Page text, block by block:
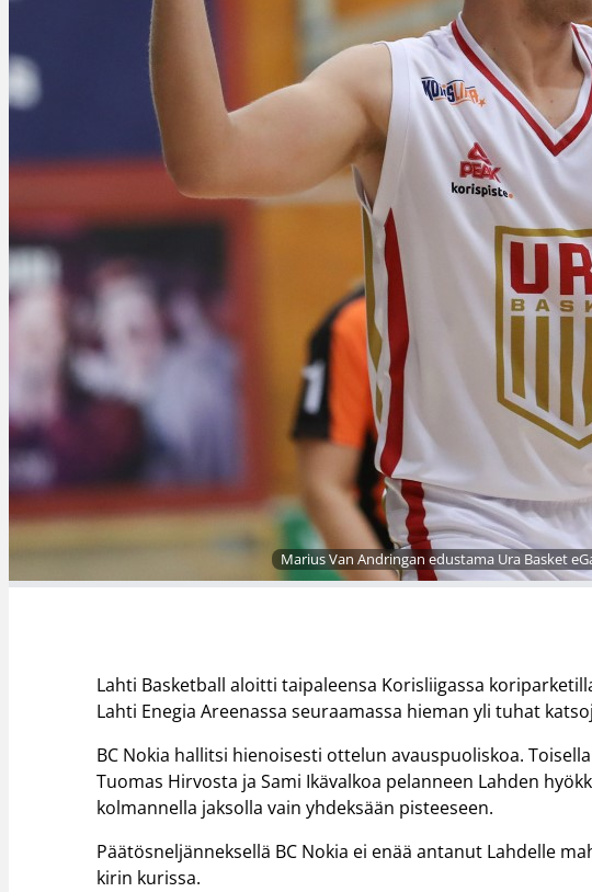
Marius Van Andringan edustama Ura Basket
Lahti Basketball aloitti taipaleensa Korisliigassa
Lahti Enegia Areenassa seuraamassa hieman yli tuhat
BC Nokia hallitsi hienoisesti ottelun avauspuoliskoa.
Tuomas Hirvosta ja Sami Ikävalkoa pelanneen Lahden
kolmannella jaksolla vain yhdeksään pisteeseen.
Päätösneljänneksellä BC Nokia ei enää antanut Lahdelle
kirin kurissa.